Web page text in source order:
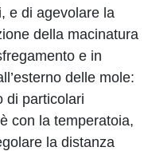
e di agevolare la
della macinatura
e in
delle mole:
di particolari
con la temperatoia,
la distanza